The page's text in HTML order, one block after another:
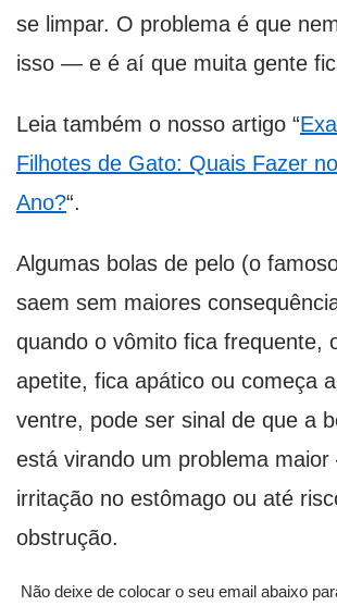
se limpar. O problema é que
isso — e é aí que muita gente
Leia também o nosso artigo “
Filhotes de Gato: Quais Fazer
Ano?“.
Algumas bolas de pelo (o
saem sem maiores
quando o vômito fica frequente,
apetite, fica apático ou começa
ventre, pode ser sinal de que a
está virando um problema
irritação no estômago ou até
obstrução.
Não deixe de colocar o seu email abaixo